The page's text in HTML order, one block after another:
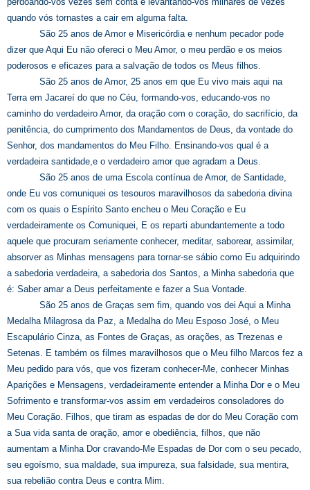
quando vós tornastes a cair em alguma falta.
São 25 anos de Amor e Misericórdia e nenhum pecador pode
dizer que Aqui Eu não ofereci o Meu Amor, o meu perdão e os meios
poderosos e eficazes para a salvação de todos os Meus filhos.
São 25 anos de Amor, 25 anos em que Eu vivo mais aqui na
Terra em Jacareí do que no Céu, formando-vos, educando-vos no
caminho do verdadeiro Amor, da oração com o coração, do sacrifício, da
penitência, do cumprimento dos Mandamentos de Deus, da vontade do
Senhor, dos mandamentos do Meu Filho. Ensinando-vos qual é a
verdadeira santidade,e o verdadeiro amor que agradam a Deus.
São 25 anos de uma Escola contínua de Amor, de Santidade,
onde Eu vos comuniquei os tesouros maravilhosos da sabedoria divina
com os quais o Espírito Santo encheu o Meu Coração e Eu
verdadeiramente os Comuniquei, E os reparti abundantemente a todo
aquele que procuram seriamente conhecer, meditar, saborear, assimilar,
absorver as Minhas mensagens para tornar-se sábio como Eu adquirindo
a sabedoria verdadeira, a sabedoria dos Santos, a Minha sabedoria que
é: Saber amar a Deus perfeitamente e fazer a Sua Vontade.
São 25 anos de Graças sem fim, quando vos dei Aqui a Minha
Medalha Milagrosa da Paz, a Medalha do Meu Esposo José, o Meu
Escapulário Cinza, as Fontes de Graças, as orações, as Trezenas e
Setenas. E também os filmes maravilhosos que o Meu filho Marcos fez a
Meu pedido para vós, que vos fizeram conhecer-Me, conhecer Minhas
Aparições e Mensagens, verdadeiramente entender a Minha Dor e o Meu
Sofrimento e transformar-vos assim em verdadeiros consoladores do
Meu Coração. Filhos, que tiram as espadas de dor do Meu Coração com
a Sua vida santa de oração, amor e obediência, filhos, que não
aumentam a Minha Dor cravando-Me Espadas de Dor com o seu pecado,
seu egoísmo, sua maldade, sua impureza, sua falsidade, sua mentira,
sua rebelião contra Deus e contra Mim.